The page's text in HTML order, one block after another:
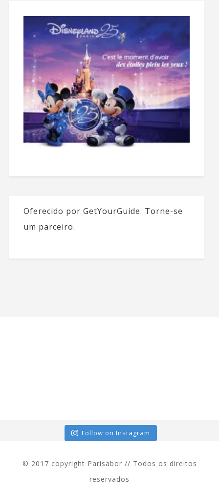
Oferecido por GetYourGuide. Torne-se
um parceiro.
Follow on Instagram
© 2017 copyright Parisabor // Todos os direitos
reservados